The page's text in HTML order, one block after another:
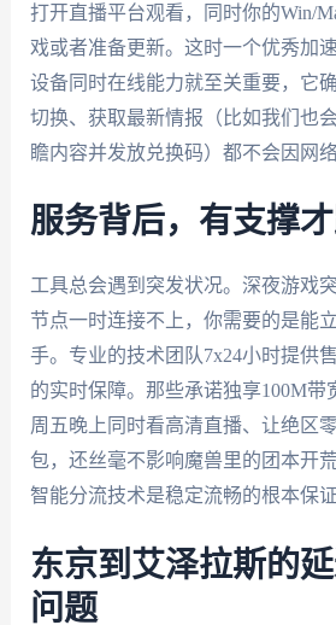
打开直播平台观看，同时你的Win/
戏或者准备更新。这时一个优秀加
设备同时在线能力就至关重要，它
切换、获取最新情报（比如我们也
瞻内容并发放兑换码）都不会因网
服务背后，有支撑
工具总会遇到突发状况。深夜游戏
节点一时连接不上，你需要的是能
手。专业的技术团队7x24小时提供
的实时保障。那些承诺独享100M带
周五晚上同时看高清直播、让绝区
包，还丝毫不影响魔兽里的团本开
智能分流技术是稳定流畅的根本保证
东京到艾泽拉斯的
问题